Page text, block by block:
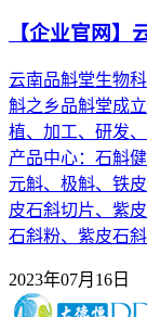
【企业官网】
云南品斛堂生物
斛之乡品斛堂成
植、加工、研发
产品中心：石斛
元斛、极斛、铁
皮石斜切片、紫
石斜粉、紫皮石
2023年07月16